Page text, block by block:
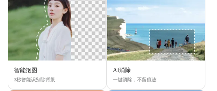
智能抠图
3秒智能识别除背景
AI消除
一键消除，不留痕迹